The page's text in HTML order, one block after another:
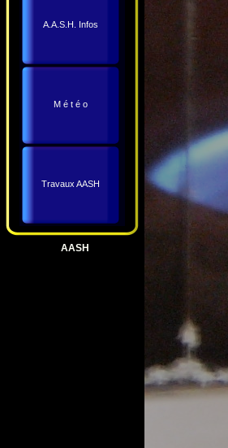
A.A.S.H. Infos
M é t é o
Travaux AASH
AASH